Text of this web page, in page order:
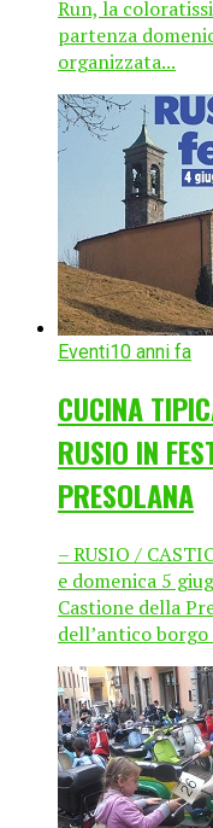
Run, la
partenza
organizzata...
Eventi10 anni fa
CUCINA
RUSIO IN
PRESOLANA
– RUSIO /
e domenica 5
Castione della
dell’antico